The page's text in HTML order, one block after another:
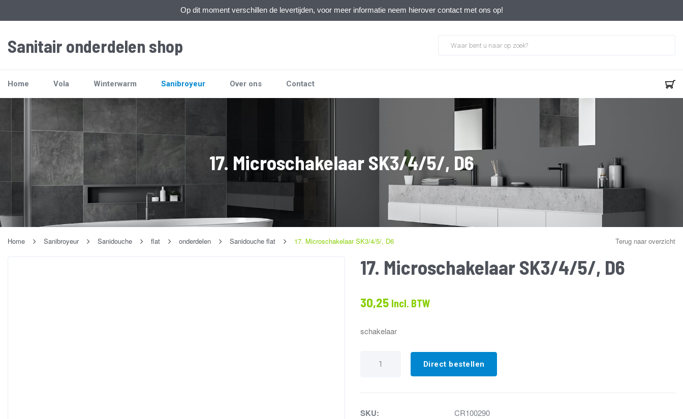
Op dit moment verschillen de levertijden, voor meer informatie neem hierover contact met ons op!
Sanitair onderdelen shop
Home Vola Winterwarm Sanibroyeur Over ons Contact
17. Microschakelaar SK3/4/5/, D6
Home Sanibroyeur Sanidouche flat onderdelen Sanidouche flat 17. Microschakelaar SK3/4/5/, D6 Terug naar overzicht
17. Microschakelaar SK3/4/5/, D6
30,25 Incl. BTW
schakelaar
Microschakelaar
Direct bestellen
SKU: CR100290